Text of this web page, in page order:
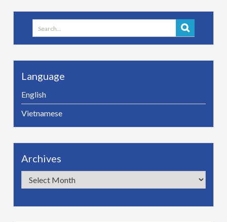
Search
for:
Language
English
Vietnamese
Archives
Archives